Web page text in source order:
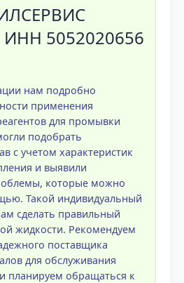
5052020656
нам подробно
применения
для промывки
подобрать
с учетом характеристик
и выявили
которые можно
Такой индивидуальный
сделать правильный
жидкости. Рекомендуем
поставщика
для обслуживания
планируем обращаться к